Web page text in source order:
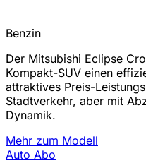
Benzin
Der Mitsubishi Eclipse
Kompakt-SUV einen
attraktives Preis-
Stadtverkehr, aber mit
Dynamik.
Mehr zum Modell
Auto Abo